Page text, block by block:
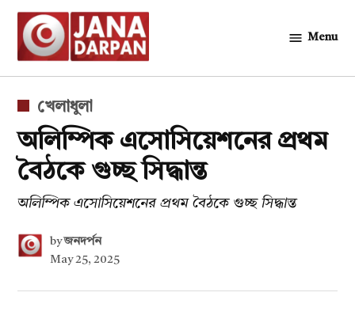
Skip
content
Menu
POSTED
IN
খেলাধুলা
অলিম্পিক এসোসিয়েশনের প্রথম
বৈঠকে গুচ্ছ সিদ্ধান্ত
অলিম্পিক এসোসিয়েশনের প্রথম বৈঠকে গুচ্ছ সিদ্ধান্ত
by জনদর্পন
May 25, 2025